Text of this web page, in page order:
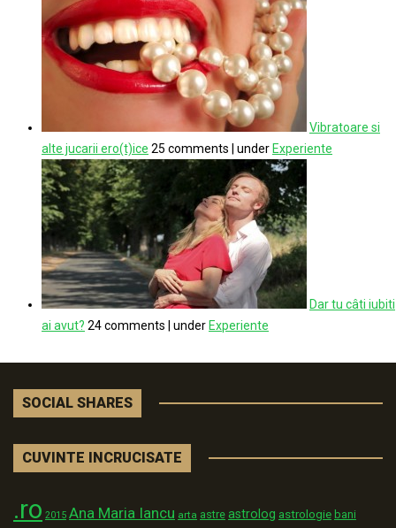
Vibratoare si
alte jucarii ero(t)ice 25 comments under Experiente
Dar tu câti iubiti
ai avut? 24 comments under Experiente
SOCIAL SHARES
CUVINTE INCRUCISATE
.ro 2015 Ana Maria Iancu arta astre astrolog astrologie bani